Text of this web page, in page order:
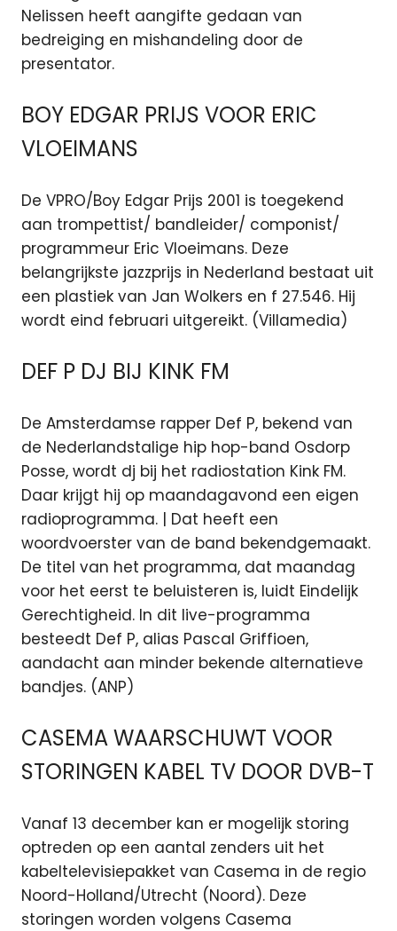
Nelissen heeft aangifte gedaan van
bedreiging en mishandeling door de
presentator.
BOY EDGAR PRIJS VOOR ERIC
VLOEIMANS
De VPRO/Boy Edgar Prijs 2001 is toegekend
aan trompettist/ bandleider/ componist/
programmeur Eric Vloeimans. Deze
belangrijkste jazzprijs in Nederland bestaat uit
een plastiek van Jan Wolkers en f 27.546. Hij
wordt eind februari uitgereikt. (Villamedia)
DEF P DJ BIJ KINK FM
De Amsterdamse rapper Def P, bekend van
de Nederlandstalige hip hop-band Osdorp
Posse, wordt dj bij het radiostation Kink FM.
Daar krijgt hij op maandagavond een eigen
radioprogramma. | Dat heeft een
woordvoerster van de band bekendgemaakt.
De titel van het programma, dat maandag
voor het eerst te beluisteren is, luidt Eindelijk
Gerechtigheid. In dit live-programma
besteedt Def P, alias Pascal Griffioen,
aandacht aan minder bekende alternatieve
bandjes. (ANP)
CASEMA WAARSCHUWT VOOR
STORINGEN KABEL TV DOOR DVB-T
Vanaf 13 december kan er mogelijk storing
optreden op een aantal zenders uit het
kabeltelevisiepakket van Casema in de regio
Noord-Holland/Utrecht (Noord). Deze
storingen worden volgens Casema